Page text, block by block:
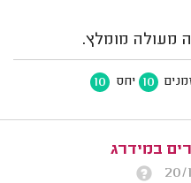
מעולה מומלץ.
10 יחס 10
במידרג